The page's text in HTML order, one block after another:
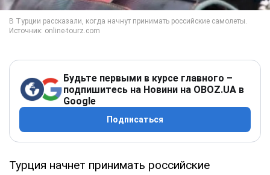
Будьте первыми в курсе главного –
подпишитесь на Новини на OBOZ.UA в
Google
Подписаться
Турция начнет принимать российские